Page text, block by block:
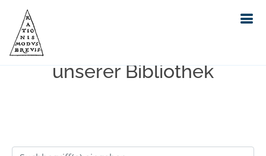
Einfache Suche im Bestand
unserer Bibliothek